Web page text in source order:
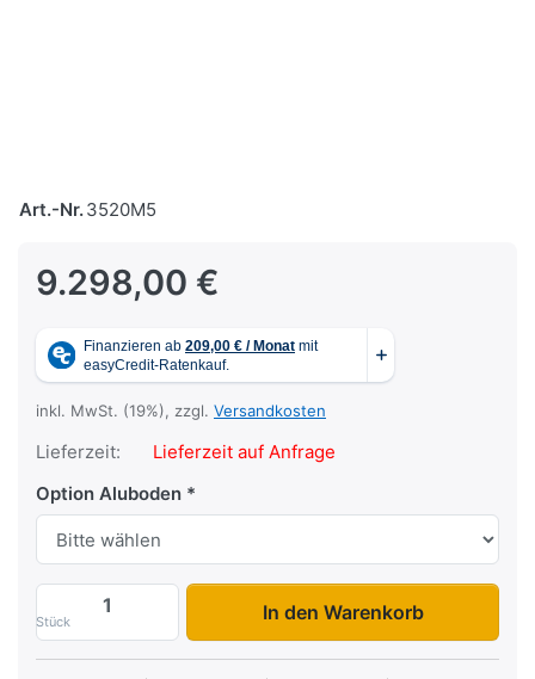
Art.-Nr.3520M5
9.298,00 €
inkl. MwSt. (19%), zzgl. Versandkosten
Lieferzeit:
Lieferzeit auf Anfrage
Option Aluboden
Stück
3520 M5 zu 9.298,00 €, Menge 1.
In den Warenkorb